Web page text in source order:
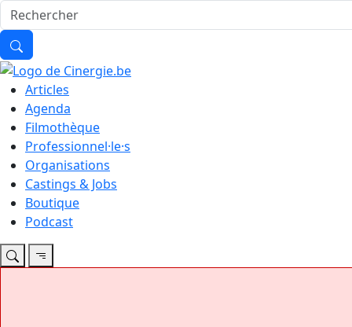
Articles
Agenda
Filmothèque
Professionnel·le·s
Organisations
Castings & Jobs
Boutique
Podcast